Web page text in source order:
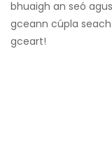
bhuaigh an seó
gceann cúpla
gceart!